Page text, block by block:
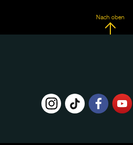
Nach oben